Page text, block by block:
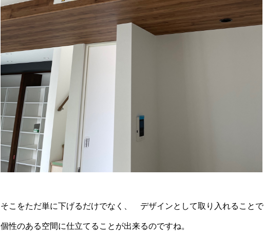
そこをただ単に下げるだけでなく、 デザインとして取り入れることで
個性のある空間に仕立てることが出来るのですね。